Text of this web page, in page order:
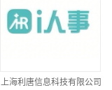
上海利唐信息科技有限公司